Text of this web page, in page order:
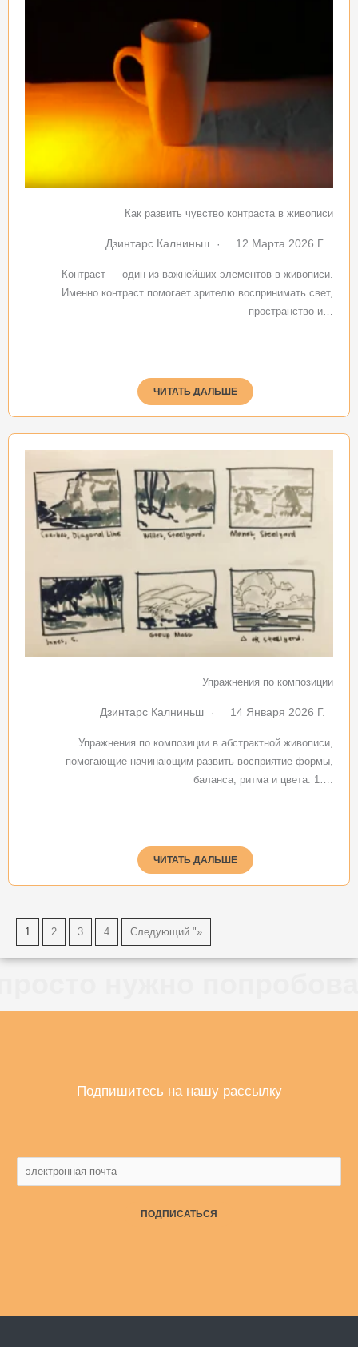
Как развить чувство контраста в живописи
Дзинтарс Калниньш 12 Марта 2026 Г.
Контраст — один из важнейших элементов в живописи.
Именно контраст помогает зрителю воспринимать свет,
пространство и…
ЧИТАТЬ ДАЛЬШЕ
Упражнения по композиции
Дзинтарс Калниньш 14 Января 2026 Г.
Упражнения по композиции в абстрактной живописи,
помогающие начинающим развить восприятие формы,
баланса, ритма и цвета. 1….
ЧИТАТЬ ДАЛЬШЕ
1 2 3 4 Следующий "»
Подпишитесь на нашу рассылку
ПОДПИСАТЬСЯ